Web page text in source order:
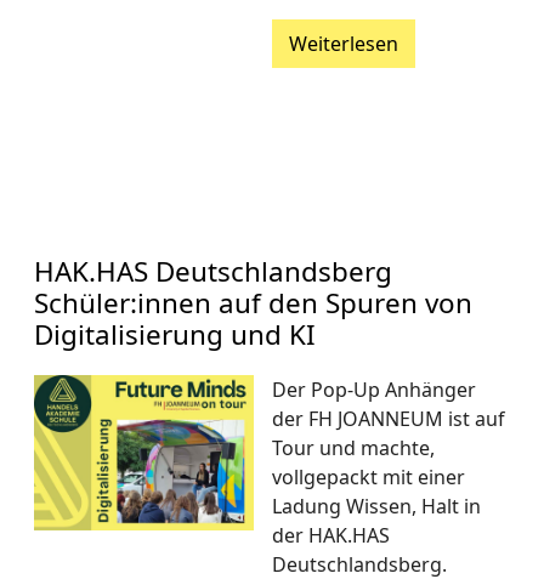
Weiterlesen
HAK.HAS Deutschlandsberg
Schüler:innen auf den Spuren von
Digitalisierung und KI
Der Pop-Up Anhänger
der FH JOANNEUM ist auf
Tour und machte,
vollgepackt mit einer
Ladung Wissen, Halt in
der HAK.HAS
Deutschlandsberg.